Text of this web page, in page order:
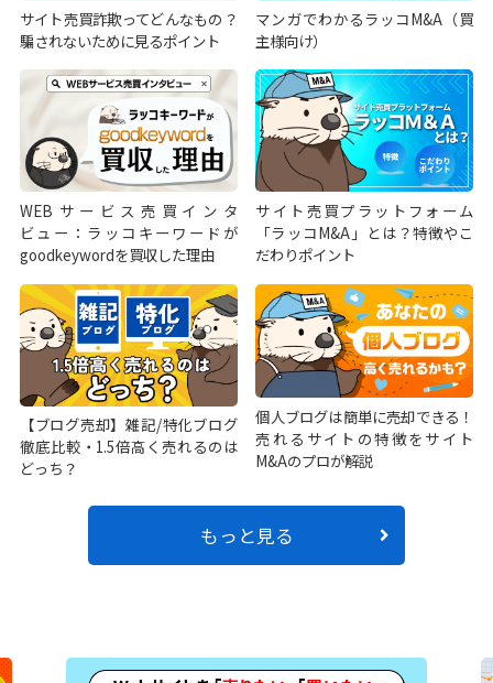
サイト売買詐欺ってどんなもの？
騙されないために見るポイント
マンガでわかるラッコM&A（買
主様向け）
WEBサービス売買インタ
ビュー：ラッコキーワードが
goodkeywordを買収した理由
サイト売買プラットフォーム
「ラッコM&A」とは？特徴やこ
だわりポイント
【ブログ売却】雑記/特化ブログ
徹底比較・1.5倍高く売れるのは
どっち？
個人ブログは簡単に売却できる！
売れるサイトの特徴をサイト
M&Aのプロが解説
もっと見る